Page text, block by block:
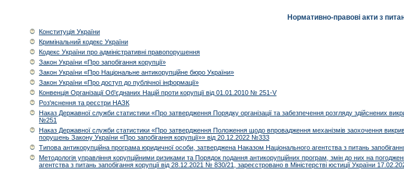
Нормативно-правові акти з
Конституція України
Кримінальний кодекс України
Кодекс України про адміністративні правопорушення
Закон України «Про запобігання корупції»
Закон України «Про Національне антикорупційне бюро України»
Закон України «Про доступ до публічної інформації»
Конвенція Організації Об'єднаних Націй проти корупції від 01.01.2010 № 251-V
Роз'яснення та реєстри НАЗК
Наказ Державної служби статистики «Про затвердження Порядку організації та забезпечення розгляду здійснених
№251
Наказ Державної служби статистики «Про затвердження Положення щодо впровадження механізмів заохочення
порушень Закону України «Про запобігання корупції»» від 20.12.2022 №333
Типова антикорупційна програма юридичної особи, затверджена Наказом Національного агентства з питань
Методологія управління корупційними ризиками та Порядок подання антикорупційних програм, змін до них на
агентства з питань запобігання корупції від 28.12.2021 № 830/21, зареєстровано в Міністерстві юстиції України